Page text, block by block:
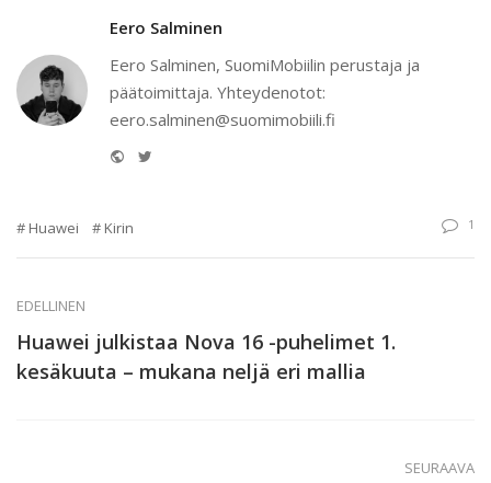
Eero Salminen
Eero Salminen, SuomiMobiilin perustaja ja
päätoimittaja. Yhteydenotot:
eero.salminen@suomimobiili.fi
Website
Huawei Kirin 1
EDELLINEN
Huawei julkistaa Nova 16 -puhelimet 1.
kesäkuuta – mukana neljä eri mallia
SEURAAVA